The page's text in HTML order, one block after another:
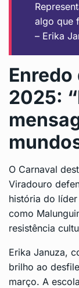
algo que
– Erika
2025:
O Carnaval
Viradouro
história do
como
resistência
Erika Januza,
brilho ao
março. A